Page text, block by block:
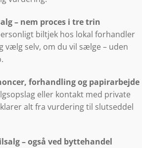
– nem proces i tre trin
biltjek hos lokal forhandler
vælg selv, om du vil sælge – uden
forhandling og papirarbejde
eller kontakt med private
alt fra vurdering til slutseddel
– også ved byttehandel